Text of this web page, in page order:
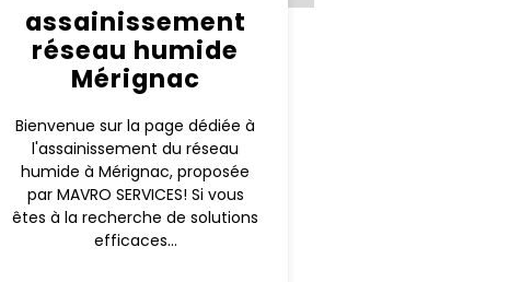
assainissement
réseau humide
Mérignac
Bienvenue sur la page dédiée à
l'assainissement du réseau
humide à Mérignac, proposée
par MAVRO SERVICES! Si vous
êtes à la recherche de solutions
efficaces...